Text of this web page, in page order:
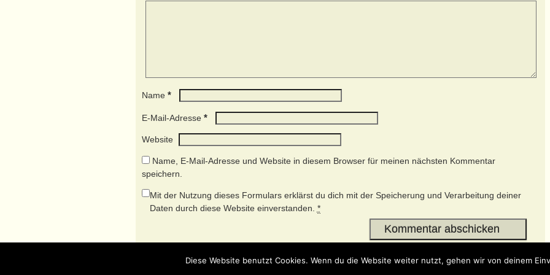
Name *
E-Mail-Adresse *
Website
Name, E-Mail-Adresse und Website in diesem Browser für meinen nächsten Kommentar
speichern.
Mit der Nutzung dieses Formulars erklärst du dich mit der Speicherung und Verarbeitung deiner
Daten durch diese Website einverstanden. *
Diese Website benutzt Cookies. Wenn du die Website weiter nutzt, gehen wir von deinem